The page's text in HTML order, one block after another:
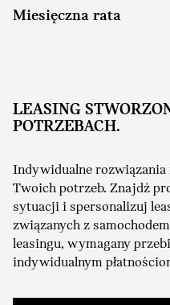
Miesięczna rata
LEASING
POTRZEBACH.
Indywidualne rozwiązania
Twoich potrzeb. Znajdź
sytuacji i spersonalizuj
związanych z
leasingu, wymagany
indywidualnym